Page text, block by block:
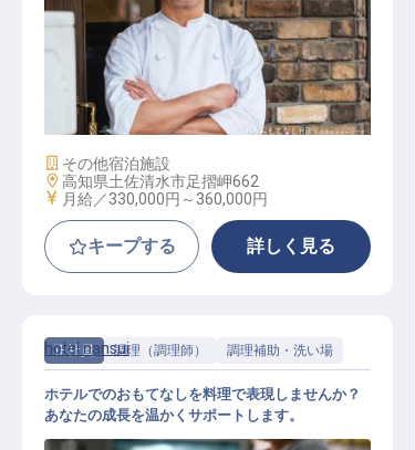
料理長候補
施設業態
その他宿泊施設
勤務地
高知県土佐清水市足摺岬662
給与
月給／330,000円～ 360,000円
キープする 詳しく見る
正社員 調理（調理師） 調理補助・洗い場
hotel nansui
ホテルでのおもてなしを料理で表現しませんか？
あなたの成長を温かくサポートします。